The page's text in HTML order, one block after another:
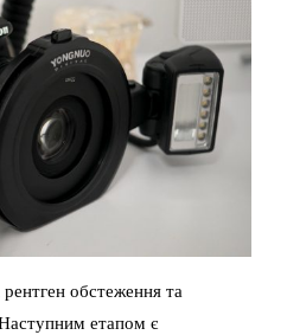
рентген обстеження та
етапом є